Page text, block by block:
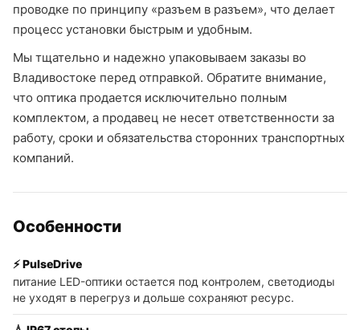
проводке по принципу «разъем в разъем», что делает
процесс установки быстрым и удобным.
Мы тщательно и надежно упаковываем заказы во
Владивостоке перед отправкой. Обратите внимание,
что оптика продается исключительно полным
комплектом, а продавец не несет ответственности за
работу, сроки и обязательства сторонних транспортных
компаний.
Особенности
⚡ PulseDrive
питание LED-оптики остается под контролем, светодиоды
не уходят в перегруз и дольше сохраняют ресурс.